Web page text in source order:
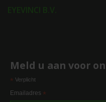
EYEVINCI B.V.
Meld u aan voor
* Verplicht
Emailadres *